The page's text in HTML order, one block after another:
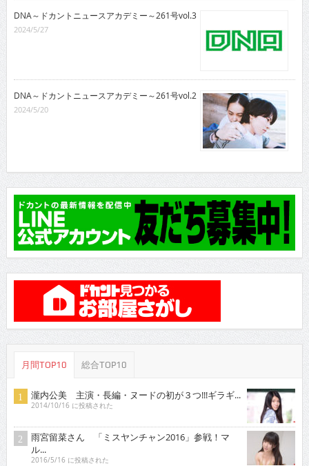
DNA～ドカントニュースアカデミー～261号vol.3
2024/5/27
DNA～ドカントニュースアカデミー～261号vol.2
2024/5/20
月間TOP10 総合TOP10
瀧内公美 主演・長編・ヌードの初が３つ!!!ギラギ...
2014/10/16 に投稿された
雨宮留菜さん 「ミスヤンチャン2016」参戦！マ
ル...
2016/5/16 に投稿された